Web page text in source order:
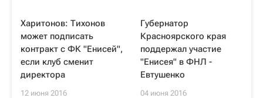
Харитонов: Тихонов
может подписать
контракт с ФК "Енисей",
если клуб сменит
директора
12 июня 2016
Губернатор
Красноярского края
поддержал участие
"Енисея" в ФНЛ -
Евтушенко
04 июня 2016